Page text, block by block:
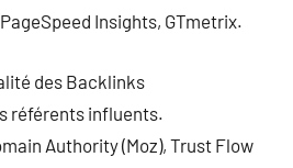
Insights, GTmetrix.
des Backlinks
référents influents.
Authority (Moz), Trust Flow